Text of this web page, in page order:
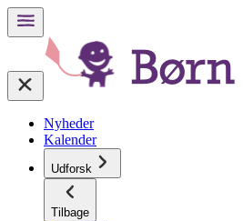
Nyheder
Kalender
Udforsk
Tilbage